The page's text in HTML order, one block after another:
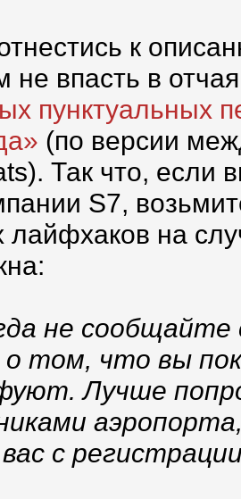
к
не впасть в
пунктуальных
(по версии
Так что, если
S7,
лайфхаков на
не
том, что вы
Лучше
с